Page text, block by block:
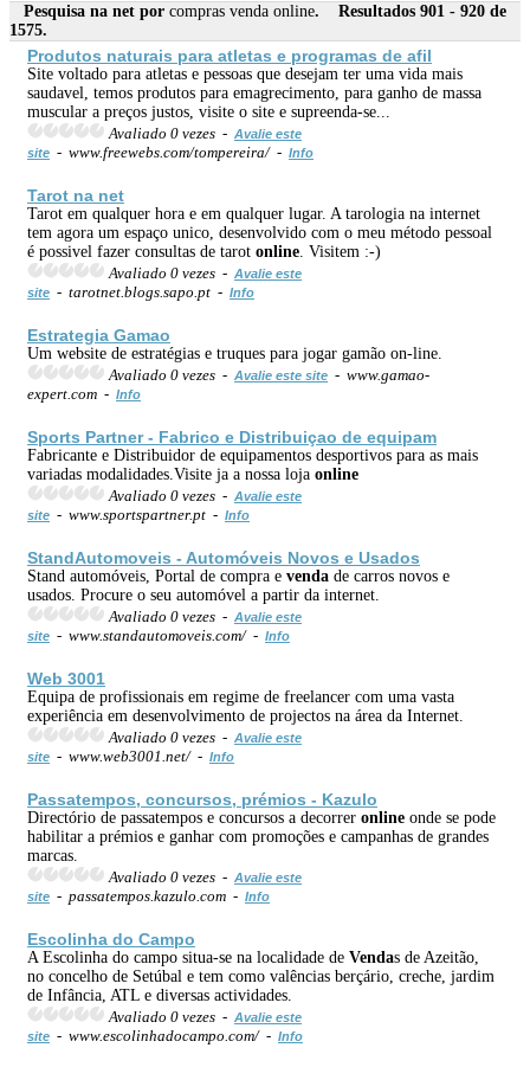
Pesquisa na net por compras venda online. Resultados 901 - 920 de
1575.
Produtos naturais para atletas e programas de afil
Site voltado para atletas e pessoas que desejam ter uma vida mais
saudavel, temos produtos para emagrecimento, para ganho de massa
muscular a preços justos, visite o site e supreenda-se...
Avaliado 0 vezes - Avalie este
site - www.freewebs.com/tompereira/ - Info
Tarot na net
Tarot em qualquer hora e em qualquer lugar. A tarologia na internet
tem agora um espaço unico, desenvolvido com o meu método pessoal
é possivel fazer consultas de tarot online . Visitem :-)
Avaliado 0 vezes - Avalie este
site - tarotnet.blogs.sapo.pt - Info
Estrategia Gamao
Um website de estratégias e truques para jogar gamão on-line.
Avaliado 0 vezes - Avalie este site - www.gamao-
expert.com - Info
Sports Partner - Fabrico e Distribuiçao de equipam
Fabricante e Distribuidor de equipamentos desportivos para as mais
variadas modalidades.Visite ja a nossa loja online
Avaliado 0 vezes - Avalie este
site - www.sportspartner.pt - Info
StandAutomoveis - Automóveis Novos e Usados
Stand automóveis, Portal de compra e venda de carros novos e
usados. Procure o seu automóvel a partir da internet.
Avaliado 0 vezes - Avalie este
site - www.standautomoveis.com/ - Info
Web 3001
Equipa de profissionais em regime de freelancer com uma vasta
experiência em desenvolvimento de projectos na área da Internet.
Avaliado 0 vezes - Avalie este
site - www.web3001.net/ - Info
Passatempos, concursos, prémios - Kazulo
Directório de passatempos e concursos a decorrer online onde se pode
habilitar a prémios e ganhar com promoções e campanhas de grandes
marcas.
Avaliado 0 vezes - Avalie este
site - passatempos.kazulo.com - Info
Escolinha do Campo
A Escolinha do campo situa-se na localidade de Vendas de Azeitão,
no concelho de Setúbal e tem como valências berçário, creche, jardim
de Infância, ATL e diversas actividades.
Avaliado 0 vezes - Avalie este
site - www.escolinhadocampo.com/ - Info